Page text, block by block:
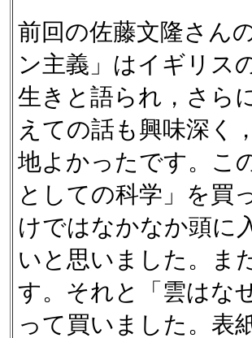
前回の佐藤文隆さん
ン主義」はイギリス
生きと語られ，さら
えての話も興味深く
地よかったです。こ
としての科学」を買
けではなかなか頭に
いと思いました。ま
す。それと「雲はな
って買いました。表